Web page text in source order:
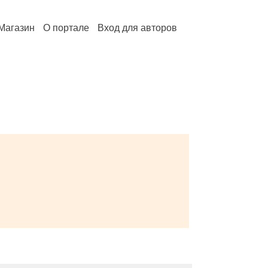
О портале Вход для авторов